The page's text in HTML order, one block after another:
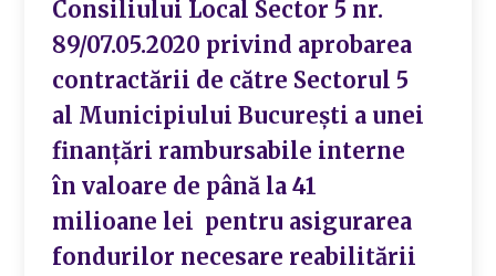
Consiliului Local Sector 5 nr.
89/07.05.2020 privind aprobarea
contractării de către Sectorul 5
al Municipiului București a unei
finanțări rambursabile interne
în valoare de până la 41
milioane lei pentru asigurarea
fondurilor necesare reabilitării